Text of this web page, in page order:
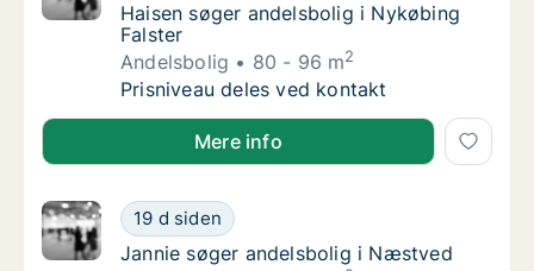
Haisen søger andelsbolig i Nykøbing Falster
Haisen søger andelsbolig i Nykøbing
Falster
Andelsbolig
80 - 96 m2
Haisen søger andelsbolig i Nykøbing Falster
Prisniveau deles ved kontakt
Haisen søger andelsbolig i Nykøbing Falster
Mere info
Jannie søger andelsbolig i Næstved
19 d siden
Jannie søger andelsbolig i Næstved
Jannie søger andelsbolig i Næstved